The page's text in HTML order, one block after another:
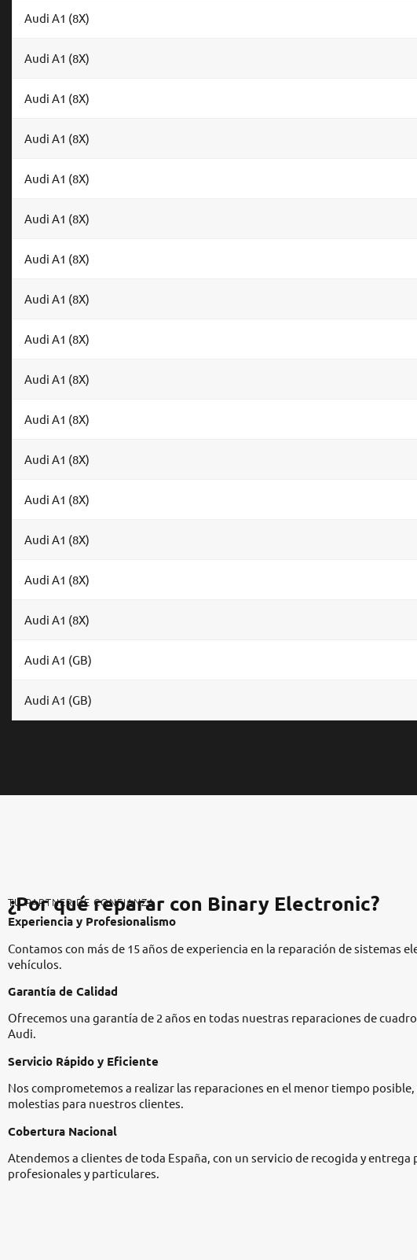
Audi A1 (8X)
Audi A1 (8X)
Audi A1 (8X)
Audi A1 (8X)
Audi A1 (8X)
Audi A1 (8X)
Audi A1 (8X)
Audi A1 (8X)
Audi A1 (8X)
Audi A1 (8X)
Audi A1 (8X)
Audi A1 (8X)
Audi A1 (8X)
Audi A1 (8X)
Audi A1 (8X)
Audi A1 (8X)
Audi A1 (GB)
Audi A1 (GB)
TU PARTNER DE CONFIANZA
¿Por qué reparar con Binary Electronic?
Experiencia y Profesionalismo
Contamos con más de 15 años de experiencia en la reparación de sistemas
vehículos.​
Garantía de Calidad
Ofrecemos una garantía de 2 años en todas nuestras reparaciones de
Audi.​
Servicio Rápido y Eficiente
Nos comprometemos a realizar las reparaciones en el menor tiempo
molestias para nuestros clientes.​
Cobertura Nacional
Atendemos a clientes de toda España, con un servicio de recogida y entrega
profesionales y particulares.​